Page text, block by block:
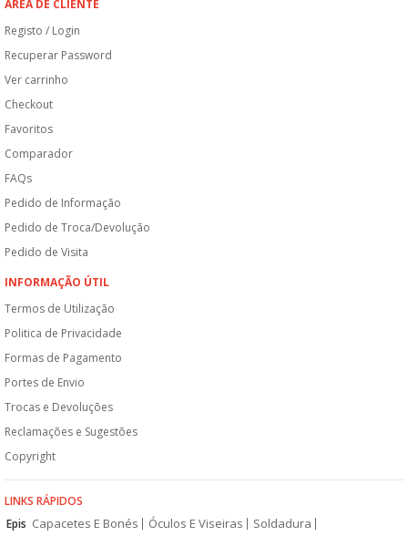
ÁREA DE CLIENTE
Registo / Login
Recuperar Password
Ver carrinho
Checkout
Favoritos
Comparador
FAQs
Pedido de Informação
Pedido de Troca/Devolução
Pedido de Visita
INFORMAÇÃO ÚTIL
Termos de Utilização
Politica de Privacidade
Formas de Pagamento
Portes de Envio
Trocas e Devoluções
Reclamações e Sugestões
Copyright
LINKS RÁPIDOS
Epis Capacetes E Bonés Óculos E Viseiras
Soldadura